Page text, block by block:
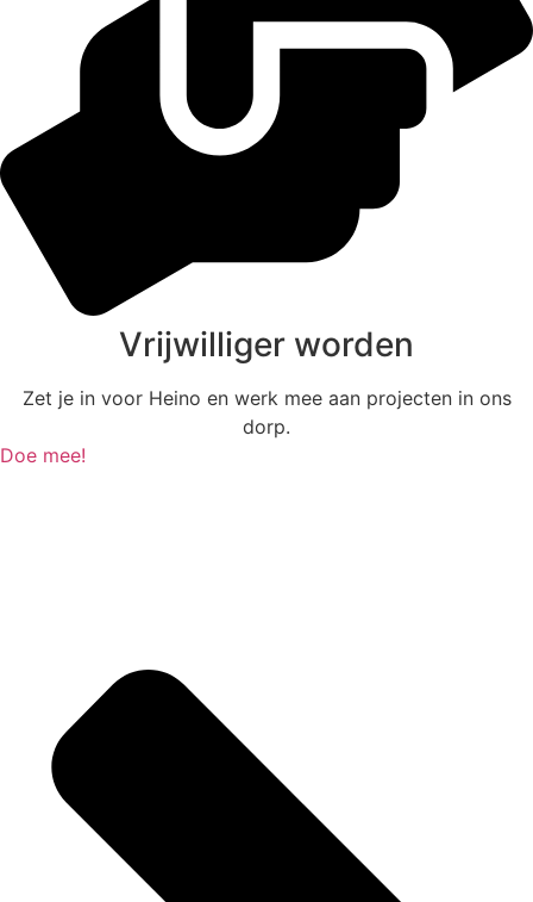
Vrijwilliger worden
Zet je in voor Heino en werk mee aan projecten in ons
dorp.
Doe mee!